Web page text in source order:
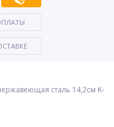
сталь 14,2см K-